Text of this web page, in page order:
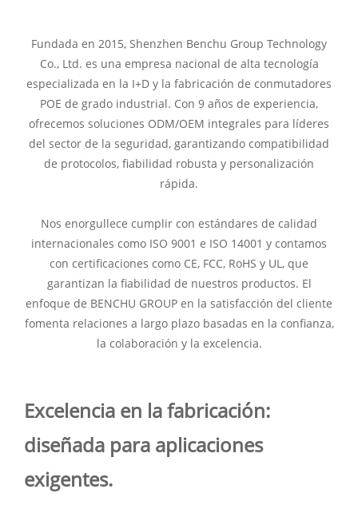
Fundada en 2015, Shenzhen Benchu ​​Group Technology
Co., Ltd. es una empresa nacional de alta tecnología
especializada en la I+D y la fabricación de conmutadores
POE de grado industrial. Con 9 años de experiencia,
ofrecemos soluciones ODM/OEM integrales para líderes
del sector de la seguridad, garantizando compatibilidad
de protocolos, fiabilidad robusta y personalización
rápida.
Nos enorgullece cumplir con estándares de calidad
internacionales como ISO 9001 e ISO 14001 y contamos
con certificaciones como CE, FCC, RoHS y UL, que
garantizan la fiabilidad de nuestros productos. El
enfoque de BENCHU GROUP en la satisfacción del cliente
fomenta relaciones a largo plazo basadas en la confianza,
la colaboración y la excelencia.
Excelencia en la fabricación:
diseñada para aplicaciones
exigentes.